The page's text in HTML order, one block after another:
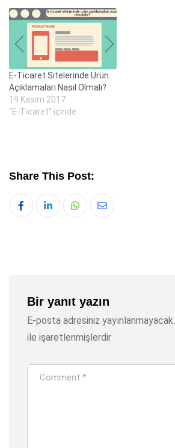
E-Ticaret Sitelerinde Ürün
Açıklamaları Nasıl Olmalı?
19 Kasım 2017
"E-Ticaret" içinde
Share This Post:
Whatsapp
Share
Bir yanıt yazın
E-posta adresiniz yayınlanmayacak.
ile işaretlenmişlerdir